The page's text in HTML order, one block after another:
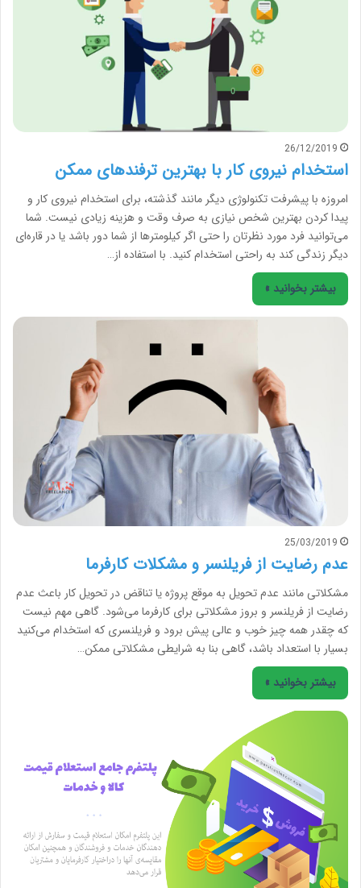
26/12/2019
استخدام نیروی کار با بهترین ترفندهای ممکن
امروزه با پیشرفت تکنولوژی دیگر مانند گذشته، برای استخدام نیروی کار و
پیدا کردن بهترین شخص نیازی به صرف وقت و هزینه زیادی نیست. شما
می‌توانید فرد مورد نظرتان را حتی اگر کیلومترها از شما دور باشد یا در قاره‌ای
دیگر زندگی کند به راحتی استخدام کنید. با استفاده از…
بیشتر بخوانید »
25/03/2019
عدم رضایت از فریلنسر و مشکلات کارفرما
مشکلاتی مانند عدم تحویل به موقع پروژه یا تناقض در تحویل کار باعث عدم
رضایت از فریلنسر و بروز مشکلاتی برای کارفرما می‌شود. گاهی مهم نیست
که چقدر همه چیز خوب و عالی پیش برود و فریلنسری که استخدام می‌کنید
بسیار با استعداد باشد، گاهی بنا به شرایطی مشکلاتی ممکن…
بیشتر بخوانید »